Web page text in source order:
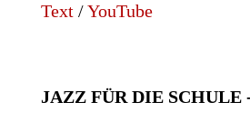
Text/YouTube
JAZZ FÜR DIE SCHULE